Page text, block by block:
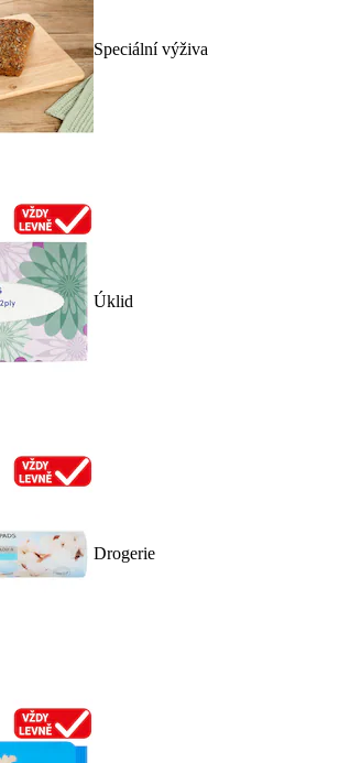
Speciální výživa
Úklid
Drogerie